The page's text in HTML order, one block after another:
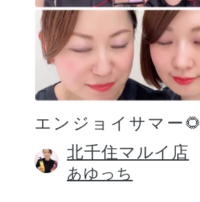
エンジョイサマー🌻
北千住マルイ店
あゆっち